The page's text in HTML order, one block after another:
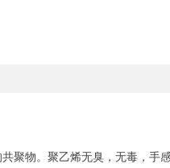
物。聚乙烯无臭，无毒，手